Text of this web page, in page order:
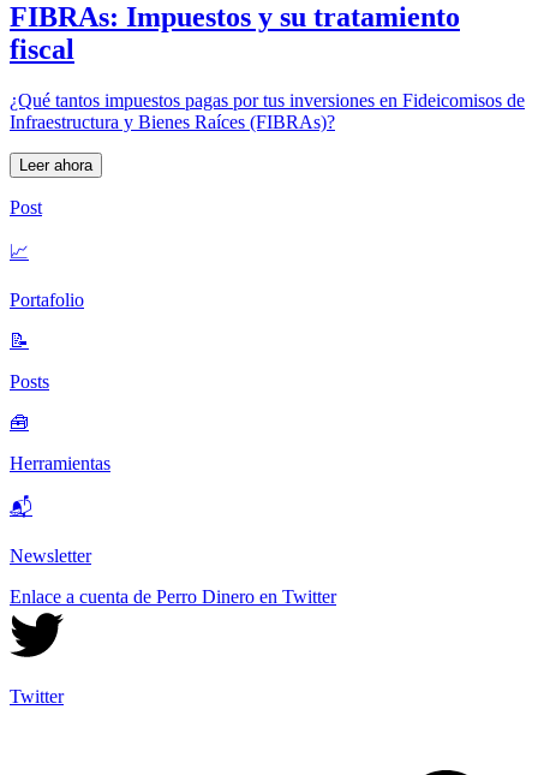
FIBRAs: Impuestos y su tratamiento
fiscal
¿Qué tantos impuestos pagas por tus inversiones en Fideicomisos de
Infraestructura y Bienes Raíces (FIBRAs)?
Leer ahora
Post
📈
Portafolio
📝
Posts
🧰
Herramientas
📬
Newsletter
Enlace a cuenta de Perro Dinero en Twitter
Twitter